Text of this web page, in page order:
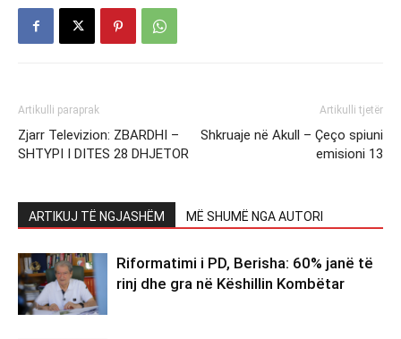
Artikulli paraprak
Zjarr Televizion: ZBARDHI –
SHTYPI I DITES 28 DHJETOR
Artikulli tjetër
Shkruaje në Akull – Çeço spiuni
emisioni 13
ARTIKUJ TË NGJASHËM MË SHUMË NGA AUTORI
Riformatimi i PD, Berisha: 60% janë të
rinj dhe gra në Këshillin Kombëtar